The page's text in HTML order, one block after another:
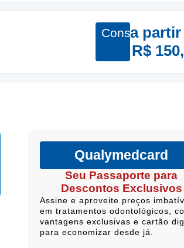
Consultas
a partir
R$
Qualymedcard
Seu Passaporte para
Descontos Exclusivos
Assine e aproveite preços
em tratamentos odontológicos,
vantagens exclusivas e cartão
para economizar desde já.